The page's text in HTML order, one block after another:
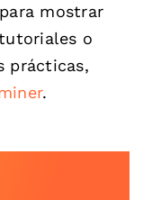
para mostrar
o
prácticas,
.